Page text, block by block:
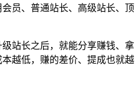
员、普通站长、高级站长、顶
站长之后，就能分享赚钱、拿
越低，赚的差价、提成也就越